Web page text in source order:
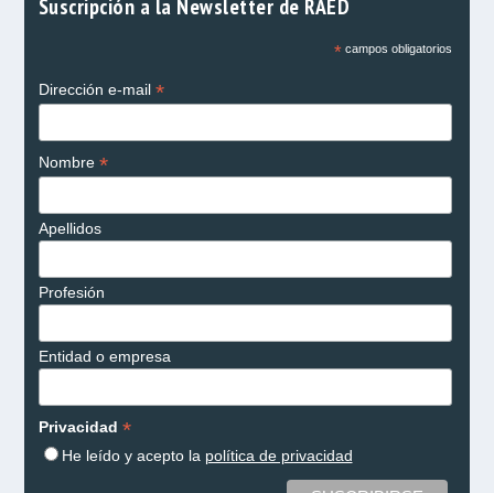
Suscripción a la Newsletter de RAED
*campos obligatorios
Dirección e-mail *
Nombre *
Apellidos
Profesión
Entidad o empresa
Privacidad *
He leído y acepto la política de privacidad